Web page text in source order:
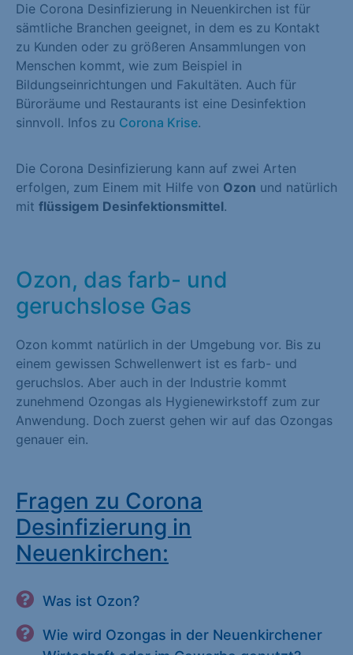
Die Corona Desinfizierung in Neuenkirchen ist für
sämtliche Branchen geeignet, in dem es zu Kontakt
zu Kunden oder zu größeren Ansammlungen von
Menschen kommt, wie zum Beispiel in
Bildungseinrichtungen und Fakultäten. Auch für
Büroräume und Restaurants ist eine Desinfektion
sinnvoll. Infos zu Corona Krise.
Die Corona Desinfizierung kann auf zwei Arten
erfolgen, zum Einem mit Hilfe von Ozon und natürlich
mit flüssigem Desinfektionsmittel.
Ozon, das farb- und
geruchslose Gas
Ozon kommt natürlich in der Umgebung vor. Bis zu
einem gewissen Schwellenwert ist es farb- und
geruchslos. Aber auch in der Industrie kommt
zunehmend Ozongas als Hygienewirkstoff zum zur
Anwendung. Doch zuerst gehen wir auf das Ozongas
genauer ein.
Fragen zu Corona
Desinfizierung in
Neuenkirchen:
Was ist Ozon?
Wie wird Ozongas in der Neuenkirchener